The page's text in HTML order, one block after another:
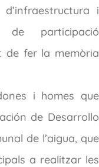
i
participació
de fer la memòria
i homes que
de Desarrollo
de l’aigua, que
a realitzar les